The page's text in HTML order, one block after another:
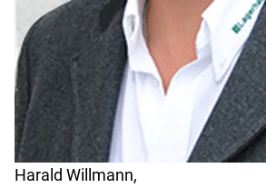
Harald Willmann,